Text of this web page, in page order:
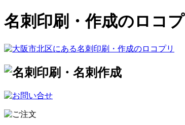
名刺印刷・作成のロコ